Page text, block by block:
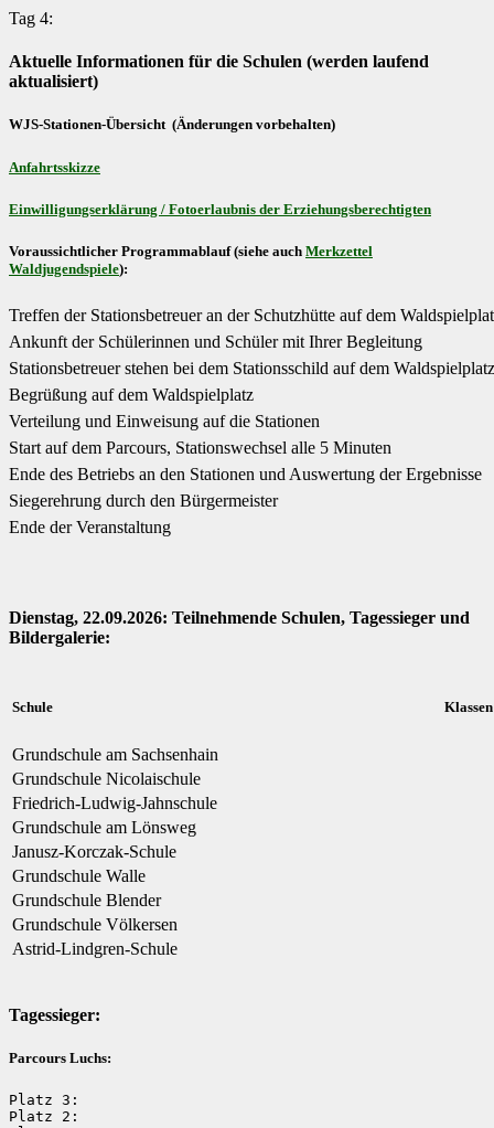
Tag 4:
Aktuelle Informationen für die Schulen (werden laufend
aktualisiert)
WJS-Stationen-Übersicht (Änderungen vorbehalten)
Anfahrtsskizze
Einwilligungserklärung / Fotoerlaubnis der Erziehungsberechtigten
Voraussichtlicher Programmablauf (siehe auch Merkzettel
Waldjugendspiele):
Treffen der Stationsbetreuer an der Schutzhütte auf dem
Ankunft der Schülerinnen und Schüler mit Ihrer Begleitung
Stationsbetreuer stehen bei dem Stationsschild auf dem Waldspielplatz
Begrüßung auf dem Waldspielplatz
Verteilung und Einweisung auf die Stationen
Start auf dem Parcours, Stationswechsel alle 5 Minuten
Ende des Betriebs an den Stationen und Auswertung der Ergebnisse
Siegerehrung durch den Bürgermeister
Ende der Veranstaltung
Dienstag, 22.09.2026: Teilnehmende Schulen, Tagessieger und
Bildergalerie:
Schule Klassen
Grundschule am Sachsenhain
Grundschule Nicolaischule
Friedrich-Ludwig-Jahnschule
Grundschule am Lönsweg
Janusz-Korczak-Schule
Grundschule Walle
Grundschule Blender
Grundschule Völkersen
Astrid-Lindgren-Schule
Tagessieger:
Parcours Luchs:
Platz 3:
Platz 2: